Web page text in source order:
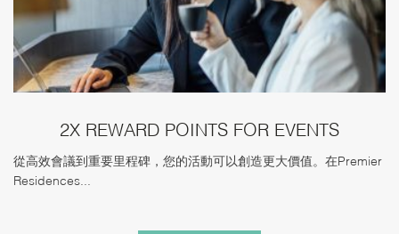
2X REWARD POINTS FOR EVENTS
從高效會議到重要里程碑，您的活動可以創造更大價值。在Premier
Residences...